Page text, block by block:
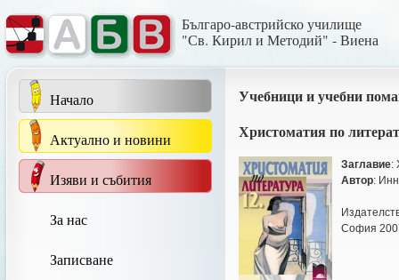
Българо-австрийско училище
"Св. Кирил и Методий" - Виена
Начало
Актуално и новини
Изяви и събития
За нас
Записване
Учебници и учебни
Христоматия по
Заглавие:
Автор:
София